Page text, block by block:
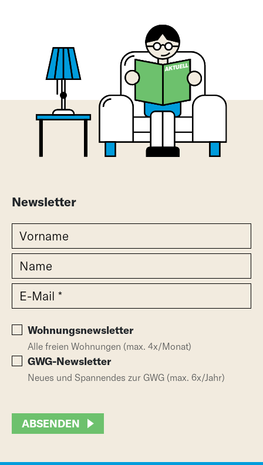
Newsletter
Wohnungsnewsletter
Alle freien Wohnungen (max. 4x/Monat)
GWG-Newsletter
Neues und Spannendes zur GWG (max. 6x/Jahr)
ABSENDEN